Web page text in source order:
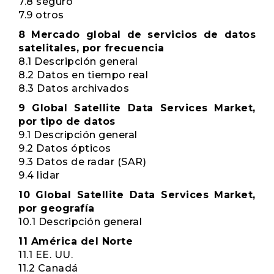
7.9 otros
8 Mercado global de servicios de datos
satelitales, por frecuencia
8.1 Descripción general
8.2 Datos en tiempo real
8.3 Datos archivados
9 Global Satellite Data Services Market,
por tipo de datos
9.1 Descripción general
9.2 Datos ópticos
9.3 Datos de radar (SAR)
9.4 lidar
10 Global Satellite Data Services Market,
por geografía
10.1 Descripción general
11 América del Norte
11.1 EE. UU.
11.2 Canadá